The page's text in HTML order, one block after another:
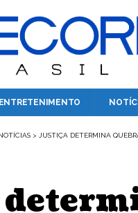
ENTRETENIMENTO
> JUSTIÇA DETERMINA